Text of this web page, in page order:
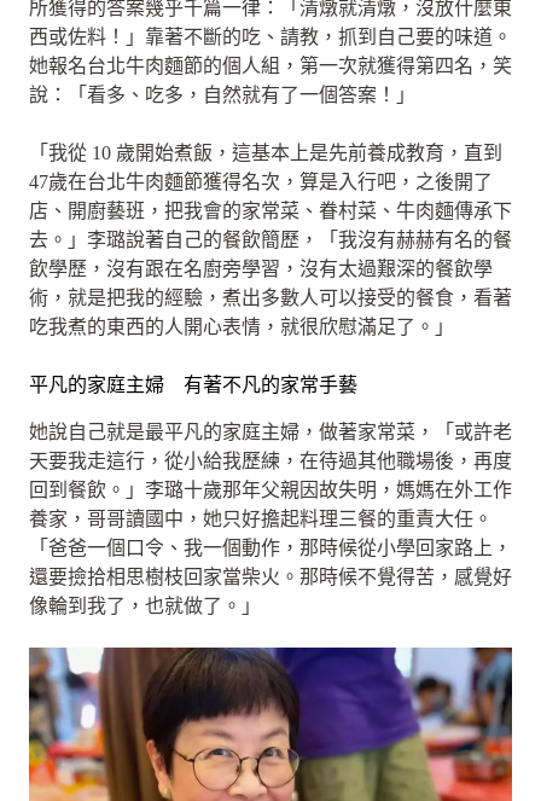
所獲得的答案幾乎千篇一律：「清燉就清燉，沒放什麼東
西或佐料！」靠著不斷的吃、請教，抓到自己要的味道。
她報名台北牛肉麵節的個人組，第一次就獲得第四名，笑
說：「看多、吃多，自然就有了一個答案！」
「我從 10 歲開始煮飯，這基本上是先前養成教育，直到
47歲在台北牛肉麵節獲得名次，算是入行吧，之後開了
店、開廚藝班，把我會的家常菜、眷村菜、牛肉麵傳承下
去。」李璐說著自己的餐飲簡歷，「我沒有赫赫有名的餐
飲學歷，沒有跟在名廚旁學習，沒有太過艱深的餐飲學
術，就是把我的經驗，煮出多數人可以接受的餐食，看著
吃我煮的東西的人開心表情，就很欣慰滿足了。」
平凡的家庭主婦 有著不凡的家常手藝
她說自己就是最平凡的家庭主婦，做著家常菜，「或許老
天要我走這行，從小給我歷練，在待過其他職場後，再度
回到餐飲。」李璐十歲那年父親因故失明，媽媽在外工作
養家，哥哥讀國中，她只好擔起料理三餐的重責大任。
「爸爸一個口令、我一個動作，那時候從小學回家路上，
還要撿拾相思樹枝回家當柴火。那時候不覺得苦，感覺好
像輪到我了，也就做了。」